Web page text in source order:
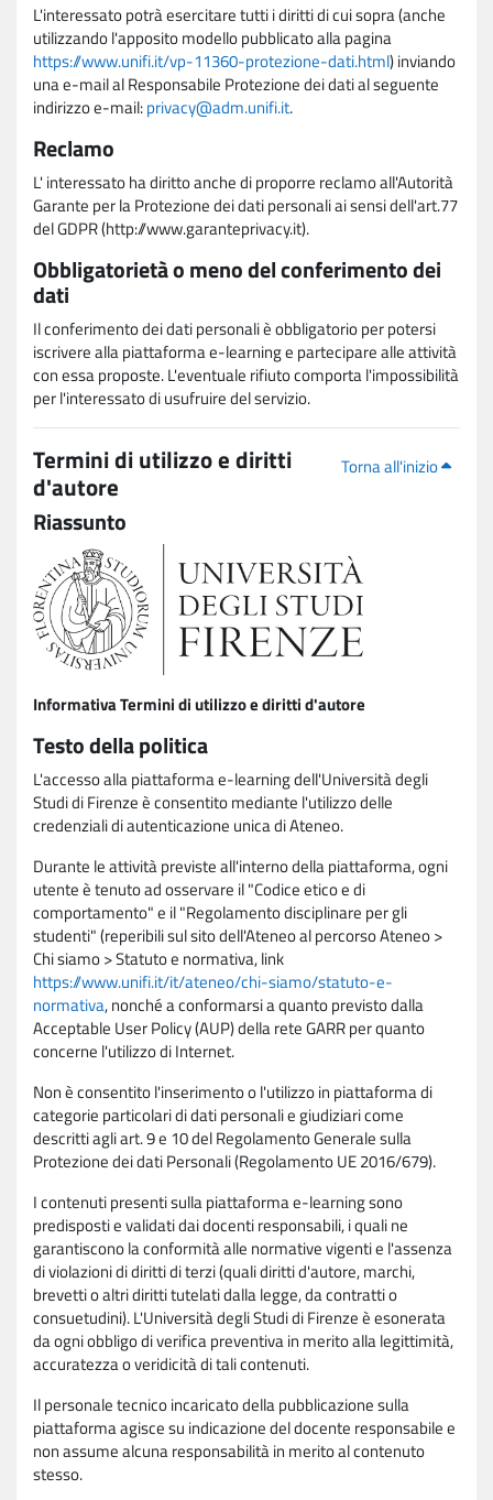
L'interessato potrà esercitare tutti i diritti di cui sopra (anche
utilizzando l'apposito modello pubblicato alla pagina
https://www.unifi.it/vp-11360-protezione-dati.html) inviando
una e-mail al Responsabile Protezione dei dati al seguente
indirizzo e-mail:privacy@adm.unifi.it.
Reclamo
L' interessato ha diritto anche di proporre reclamo all'Autorità
Garante per la Protezione dei dati personali ai sensi dell'art.77
del GDPR (http://www.garanteprivacy.it).
Obbligatorietà o meno del conferimento dei
dati
Il conferimento dei dati personali è obbligatorio per potersi
iscrivere alla piattaforma e-learning e partecipare alle attività
con essa proposte. L'eventuale rifiuto comporta l'impossibilità
per l'interessato di usufruire del servizio.
Torna all'inizio
Termini di utilizzo e diritti
d'autore
Riassunto
Informativa Termini di utilizzo e diritti d'autore
Testo della politica
L'accesso alla piattaforma e-learning dell'Università degli
Studi di Firenze è consentito mediante l'utilizzo delle
credenziali di autenticazione unica di Ateneo.
Durante le attività previste all'interno della piattaforma, ogni
utente è tenuto ad osservare il "Codice etico e di
comportamento" e il "Regolamento disciplinare per gli
studenti" (reperibili sul sito dell'Ateneo al percorso Ateneo >
Chi siamo > Statuto e normativa, link
https://www.unifi.it/it/ateneo/chi-siamo/statuto-e-
normativa, nonché a conformarsi a quanto previsto dalla
Acceptable User Policy (AUP) della rete GARR per quanto
concerne l'utilizzo di Internet.
Non è consentito l'inserimento o l'utilizzo in piattaforma di
categorie particolari di dati personali e giudiziari come
descritti agli art. 9 e 10 del Regolamento Generale sulla
Protezione dei dati Personali (Regolamento UE 2016/679).
I contenuti presenti sulla piattaforma e-learning sono
predisposti e validati dai docenti responsabili, i quali ne
garantiscono la conformità alle normative vigenti e l'assenza
di violazioni di diritti di terzi (quali diritti d'autore, marchi,
brevetti o altri diritti tutelati dalla legge, da contratti o
consuetudini). L'Università degli Studi di Firenze è esonerata
da ogni obbligo di verifica preventiva in merito alla legittimità,
accuratezza o veridicità di tali contenuti.
Il personale tecnico incaricato della pubblicazione sulla
piattaforma agisce su indicazione del docente responsabile e
non assume alcuna responsabilità in merito al contenuto
stesso.